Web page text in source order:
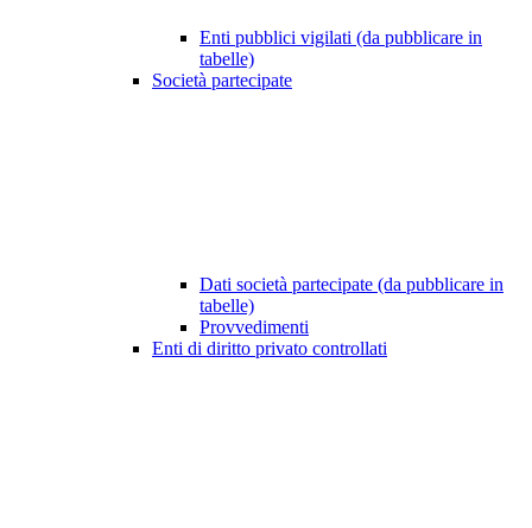
Enti pubblici vigilati (da pubblicare in
tabelle)
Società partecipate
Dati società partecipate (da pubblicare in
tabelle)
Provvedimenti
Enti di diritto privato controllati